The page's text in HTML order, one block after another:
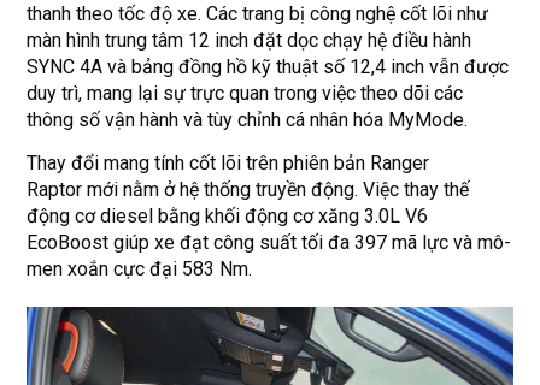
thanh theo tốc độ xe. Các trang bị công nghệ cốt lõi như
màn hình trung tâm 12 inch đặt dọc chạy hệ điều hành
SYNC 4A và bảng đồng hồ kỹ thuật số 12,4 inch vẫn được
duy trì, mang lại sự trực quan trong việc theo dõi các
thông số vận hành và tùy chỉnh cá nhân hóa MyMode.
Thay đổi mang tính cốt lõi trên phiên bản Ranger
Raptor mới nằm ở hệ thống truyền động. Việc thay thế
động cơ diesel bằng khối động cơ xăng 3.0L V6
EcoBoost giúp xe đạt công suất tối đa 397 mã lực và mô-
men xoắn cực đại 583 Nm.